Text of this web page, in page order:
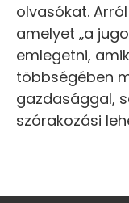
olvasókat.
amelyet „a
emlegetni,
többségében
gazdasággal,
szórakozási